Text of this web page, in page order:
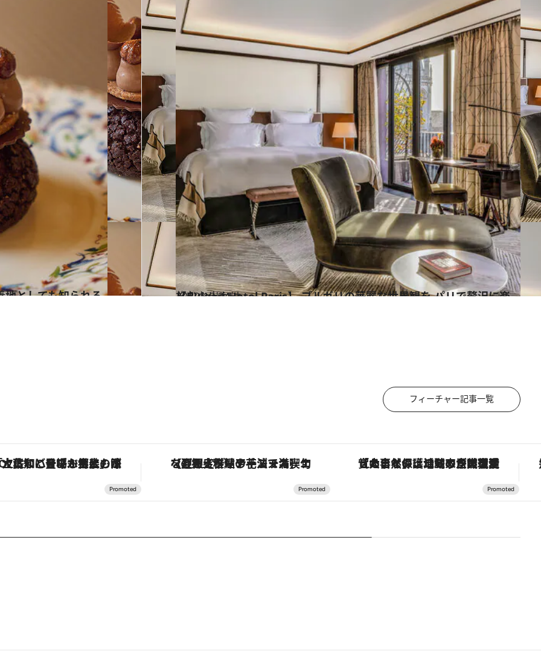
2022.10.24
【Bulgari Hotel Paris】 ブルガリの華麗な世界観を パリで贅沢に楽しむ
旅＆お出かけ
フィーチャー記事一覧
ィナーコース】旬を迎える稚鮎や花ズッキーニなどをイタリア・トスカーナの郷土料理の手法で満喫！ 「大事なのは地域の意識を変えること」。ロレックス賞受賞の自然保護活動家が実現させたナイジェリアの自然環境の復活 【銀座で出合う最旬美容】美髪ケアや上質な眠り…セルフケアのアップデートから、特別な名入れギフトまで。大人のための「ReFa GINZA」クルーズ